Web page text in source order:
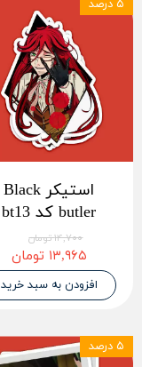
استیکر Black
butler کد bt13
۱۴,۷۰۰ تومان
۱۳,۹۶۵ تومان
افزودن به سبد خرید
۵ درصد
۵ درصد